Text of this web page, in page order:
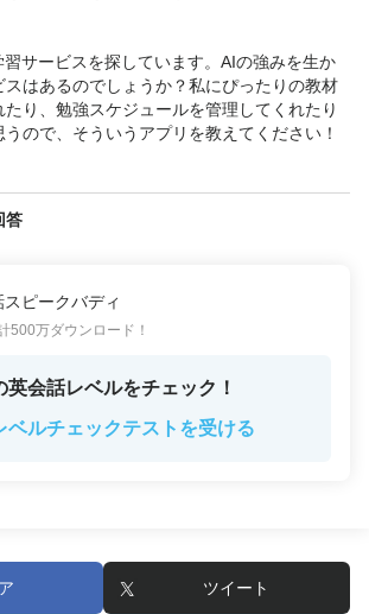
サービスを探しています。AIの強みを生か
スはあるのでしょうか？私にぴったりの教材
り、勉強スケジュールを管理してくれたり
ので、そういうアプリを教えてください！
答
ピークバディ
500万ダウンロード！
英会話レベルをチェック！
ベルチェックテストを受ける
ツイート